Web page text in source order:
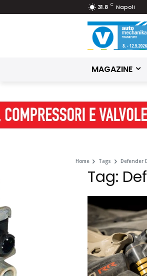
31.8 C Napoli
MAGAZINE
Home Tags Defender
Tag: